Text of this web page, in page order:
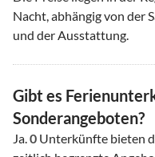
Nacht, abhängig von der
und der Ausstattung.
Gibt es
Sonderangeboten?
Ja.0 Unterkünfte bieten